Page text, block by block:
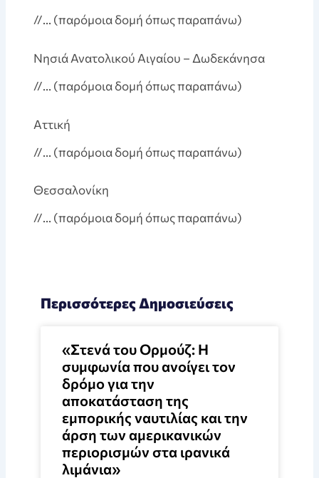
//… (παρόμοια δομή όπως παραπάνω)
Νησιά Ανατολικού Αιγαίου – Δωδεκάνησα
//… (παρόμοια δομή όπως παραπάνω)
Aττική
//… (παρόμοια δομή όπως παραπάνω)
Θεσσαλονίκη
//… (παρόμοια δομή όπως παραπάνω)
Περισσότερες Δημοσιεύσεις
«Στενά του Ορμούζ: Η
συμφωνία που ανοίγει τον
δρόμο για την
αποκατάσταση της
εμπορικής ναυτιλίας και την
άρση των αμερικανικών
περιορισμών στα ιρανικά
λιμάνια»